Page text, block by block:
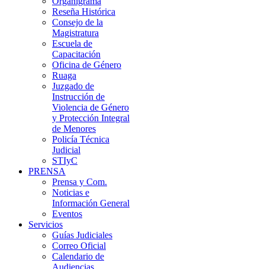
Reseña Histórica
Consejo de la
Magistratura
Escuela de
Capacitación
Oficina de Género
Ruaga
Juzgado de
Instrucción de
Violencia de Género
y Protección Integral
de Menores
Policía Técnica
Judicial
STIyC
PRENSA
Prensa y Com.
Noticias e
Información General
Eventos
Servicios
Guías Judiciales
Correo Oficial
Calendario de
Audiencias